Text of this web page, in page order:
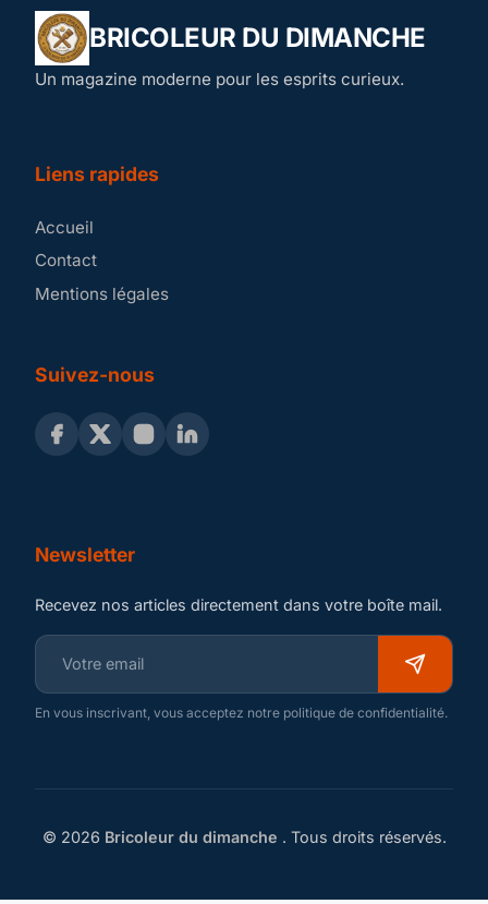
BRICOLEUR DU DIMANCHE
Un magazine moderne pour les esprits curieux.
Liens rapides
Accueil
Contact
Mentions légales
Suivez-nous
Newsletter
Recevez nos articles directement dans votre boîte mail.
En vous inscrivant, vous acceptez notre politique de confidentialité.
© 2026 Bricoleur du dimanche . Tous droits réservés.